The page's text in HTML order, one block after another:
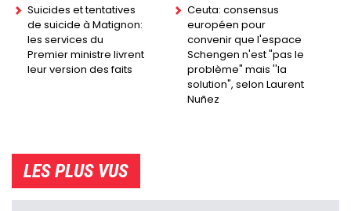
Suicides et tentatives
de suicide à Matignon:
les services du
Premier ministre livrent
leur version des faits
Ceuta: consensus
européen pour
convenir que l'espace
Schengen n'est "pas le
problème" mais ''la
solution", selon Laurent
Nuñez
LES PLUS VUS